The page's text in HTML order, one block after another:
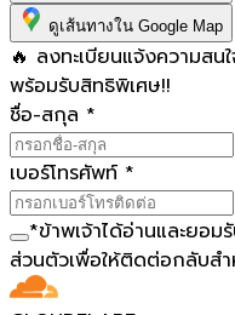
ดูเส้นทางใน Google Map
🔥 ลงทะเบียนแจ้งความสน
พร้อมรับสิทธิพิเศษ!!
ชื่อ-สกุล *
เบอร์โทรศัพท์ *
*ข้าพเจ้าได้อ่านและยอม
ส่วนตัวเพื่อให้ติดต่อกลับส